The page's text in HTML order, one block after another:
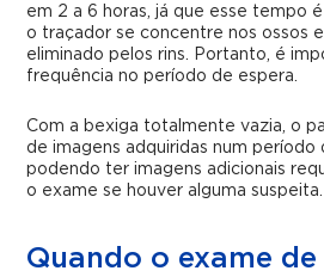
em 2 a 6 horas, já que esse tempo
o traçador se concentre nos ossos
eliminado pelos rins. Portanto, é
frequência no período de espera.
Com a bexiga totalmente vazia, o
de imagens adquiridas num período
podendo ter imagens adicionais
o exame se houver alguma suspeita.
Quando o exame